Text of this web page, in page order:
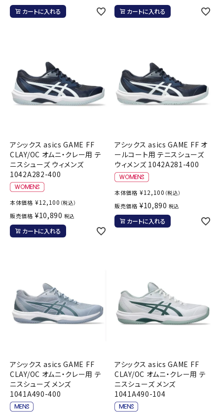
カートに入れる カートに入れる
アシックス asics GAME FF
CLAY/OC オムニ・クレー用 テ
ニスシューズ ウィメンズ
1042A282-400
本体価格 ¥12,100 （税込）
販売価格 ¥10,890 税込
カートに入れる
アシックス asics GAME FF オ
ールコート用 テニスシューズ
ウィメンズ 1042A281-400
本体価格 ¥12,100 （税込）
販売価格 ¥10,890 税込
カートに入れる
アシックス asics GAME FF
CLAY/OC オムニ・クレー用 テ
ニスシューズ メンズ
1041A490-400
アシックス asics GAME FF
CLAY/OC オムニ・クレー用 テ
ニスシューズ メンズ
1041A490-104